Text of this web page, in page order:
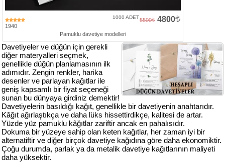
Yorumları
Yeni
Davetiye
Sözleri
Simay
Davetiye
-
Biz
kimiz?
İletişim
-
1940
5500 4800
1000 ADET
Pamuklu davetiye modelleri
Davetiyeler ve düğün için gerekli
diğer materyalleri seçmek,
genellikle düğün planlamasının ilk
adımıdır. Zengin renkler, harika
desenler ve parlayan kağıtlar ile
geniş kapsamlı bir fiyat seçeneği
sunan bu dünyaya girdiniz demektir!
Davetiyelerin basıldığı kağıt, genellikle bir davetiyenin anahtarıdır.
Kâğıt ağırlaştıkça ve daha lüks hissettirdikçe, kalitesi de artar.
Yüzde yüz pamuklu kâğıtlar zariftir ancak en pahalısıdır.
Dokuma bir yüzeye sahip olan keten kağıtlar, her zaman iyi bir
alternatiftir ve diğer birçok davetiye kağıdına göre daha ekonomiktir.
Çoğu durumda, parlak ya da metalik davetiye kağıtlarının maliyeti
daha yüksektir.